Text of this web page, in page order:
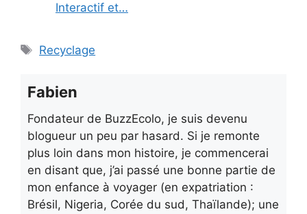
Interactif et…
Étiquettes
Recyclage
Fabien
Fondateur de BuzzEcolo, je suis devenu
blogueur un peu par hasard. Si je remonte
plus loin dans mon histoire, je commencerai
en disant que, j’ai passé une bonne partie de
mon enfance à voyager (en expatriation :
Brésil, Nigeria, Corée du sud, Thaïlande); une